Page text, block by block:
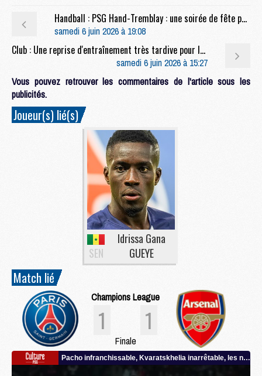
Handball : PSG Hand-Tremblay : une soirée de fête pour terminer en beauté
samedi 6 juin 2026 à 19:08
Club : Une reprise d'entraînement très tardive pour le PSG
samedi 6 juin 2026 à 15:27
Vous pouvez retrouver les commentaires de l'article sous les
publicités.
Joueur(s) lié(s)
SEN
Idrissa Gana
GUEYE
Match lié
Champions League
1 1
Finale